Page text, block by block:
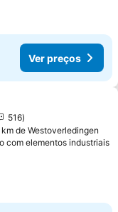
Ver preços
aos favoritos
516
de Westoverledingen
com elementos industriais